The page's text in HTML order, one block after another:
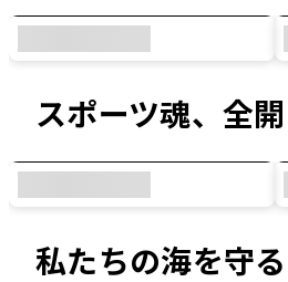
スポーツ魂、全開
私たちの海を守る